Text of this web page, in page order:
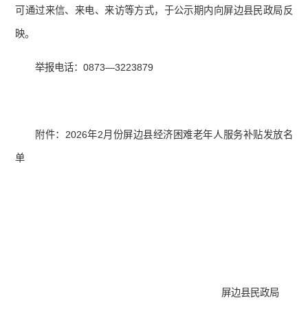
可通过来信、来电、来访等方式，于公示期内向屏边县民政局反
映。
举报电话：0873—3223879
附件：2026年2月份屏边县经济困难老年人服务补贴发放名
单
屏边县民政局